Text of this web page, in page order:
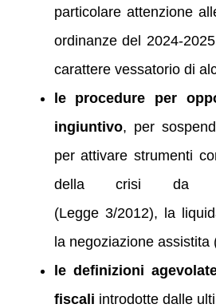
particolare attenzione
ordinanze del
carattere vessatorio di
le procedure per
ingiuntivo, per
per attivare strumenti
della crisi da
(Legge 3/2012), la
la negoziazione assistita
le definizioni
fiscali introdotte dalle